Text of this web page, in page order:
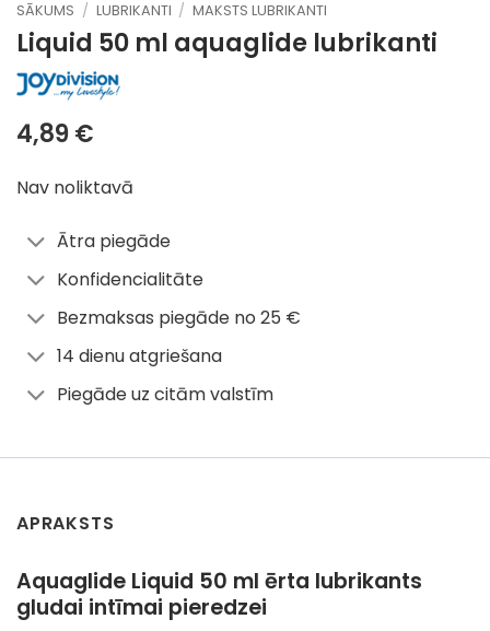
SĀKUMS / LUBRIKANTI / MAKSTS LUBRIKANTI
Liquid 50 ml aquaglide lubrikanti
4,89€
Nav noliktavā
Ātra piegāde
Konfidencialitāte
Bezmaksas piegāde no 25 €
14 dienu atgriešana
Piegāde uz citām valstīm
APRAKSTS
Aquaglide Liquid 50 ml ērta lubrikants
gludai intīmai pieredzei